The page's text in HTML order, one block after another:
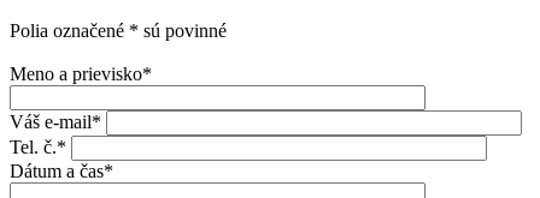
Polia označené * sú povinné
Meno a prievisko*
Váš e-mail*
Tel. č.*
Dátum a čas*